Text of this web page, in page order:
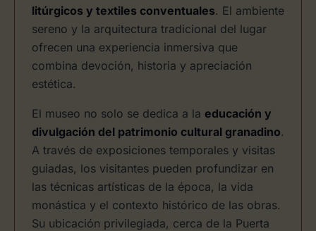
litúrgicos y textiles conventuales. El ambiente
sereno y la arquitectura tradicional del lugar
ofrecen una experiencia inmersiva que
combina devoción, historia y apreciación
estética.
El museo no solo se dedica a la educación y
divulgación del patrimonio cultural granadino.
A través de exposiciones temporales y visitas
guiadas, los visitantes pueden profundizar en
las técnicas artísticas de la época, la vida
monástica y el contexto histórico de las obras.
Su ubicación privilegiada, cerca de la Puerta